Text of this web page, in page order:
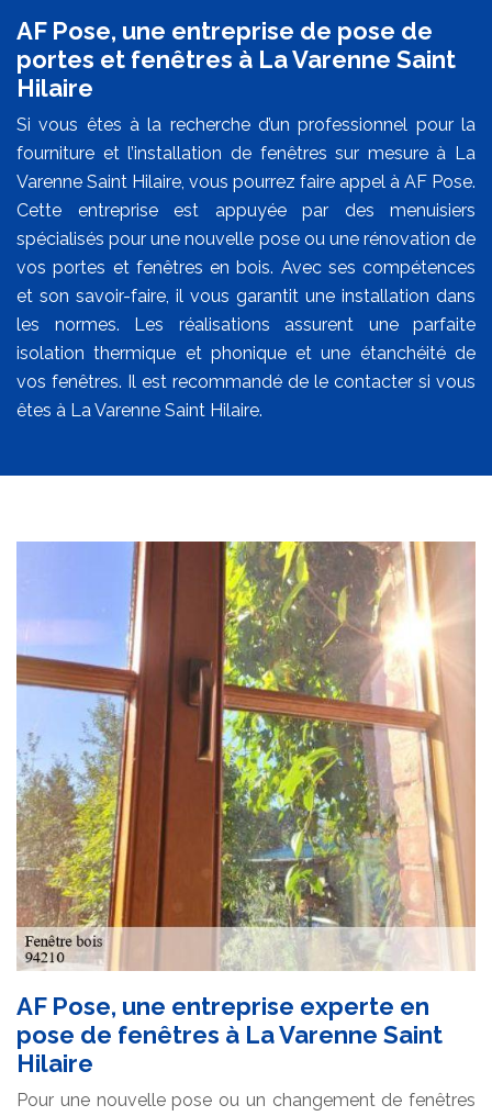
AF Pose, une entreprise de pose de
portes et fenêtres à La Varenne Saint
Hilaire
Si vous êtes à la recherche d’un professionnel pour la
fourniture et l’installation de fenêtres sur mesure à La
Varenne Saint Hilaire, vous pourrez faire appel à AF Pose.
Cette entreprise est appuyée par des menuisiers
spécialisés pour une nouvelle pose ou une rénovation de
vos portes et fenêtres en bois. Avec ses compétences
et son savoir-faire, il vous garantit une installation dans
les normes. Les réalisations assurent une parfaite
isolation thermique et phonique et une étanchéité de
vos fenêtres. Il est recommandé de le contacter si vous
êtes à La Varenne Saint Hilaire.
AF Pose, une entreprise experte en
pose de fenêtres à La Varenne Saint
Hilaire
Pour une nouvelle pose ou un changement de fenêtres